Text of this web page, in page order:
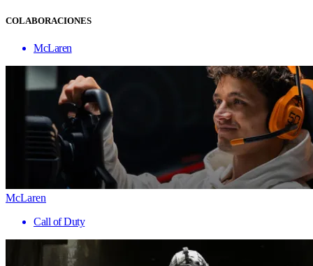
COLABORACIONES
McLaren
McLaren
Call of Duty